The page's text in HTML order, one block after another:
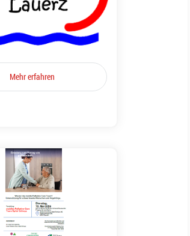
Mehr erfahren